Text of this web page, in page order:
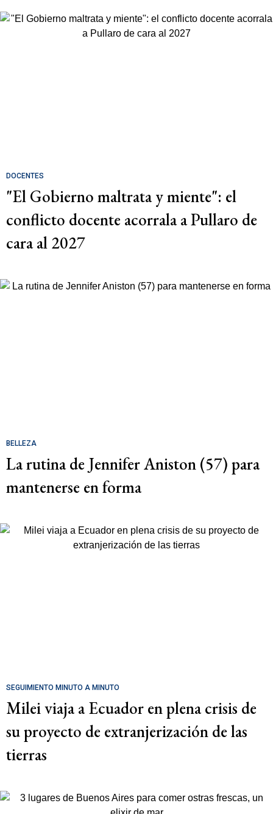
DOCENTES
"El Gobierno maltrata y miente": el
conflicto docente acorrala a Pullaro de
cara al 2027
BELLEZA
La rutina de Jennifer Aniston (57) para
mantenerse en forma
SEGUIMIENTO MINUTO A MINUTO
Milei viaja a Ecuador en plena crisis de
su proyecto de extranjerización de las
tierras